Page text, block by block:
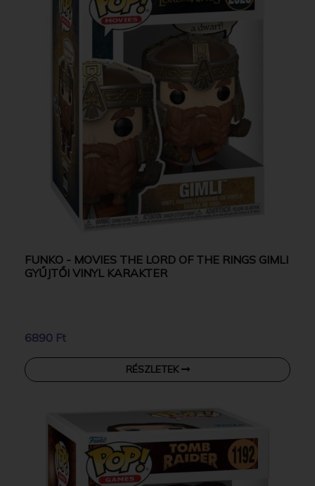
FUNKO - MOVIES THE LORD OF THE RINGS GIMLI
GYŰJTŐI VINYL KARAKTER
6890 Ft
RÉSZLETEK